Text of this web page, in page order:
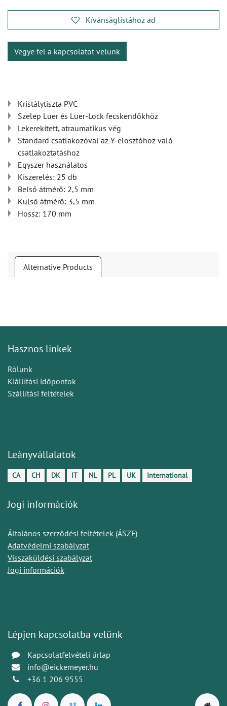
Kívánságlistához ad
Vegye fel a kapcsolatot velünk
Kristálytiszta PVC
Szelep Luer és Luer-Lock fecskendőkhöz
Lekerekített, atraumatikus vég
Standard csatlakozóval az Y-elosztóhoz való
csatlakoztatáshoz
Egyszer használatos
Kiszerelés: 25 db
Belső átmérő: 2,5 mm
Külső átmérő: 3,5 mm
Hossz: 170 mm
Alternative Products
Hasznos linkek
Rólunk
Kiállítási időpontok
Szállítási feltételek
Leányvállalatok
CA CH DK IT NL PL UK International
Jogi információk
Általános szerződési feltételek (ÁSZF)
Adatvédelmi szabályzat
Visszaküldési szabályzat
Jogi információk
Lépjen kapcsolatba velünk
Kapcsolatfelvételi űrlap
info@eickemeyer.hu
+36 1 206 9555